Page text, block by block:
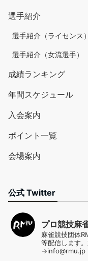
選手紹介
選手紹介（ライセンス）
選手紹介（女流選手）
成績ランキング
年間スケジュール
入会案内
ポイント一覧
会場案内
公式 Twitter
プロ競技麻
麻雀競技団体
等配信します
→info@rmu.jp